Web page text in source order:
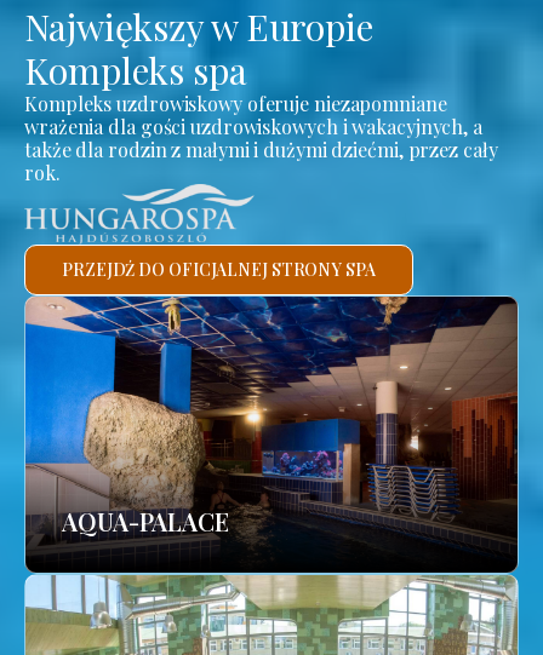
Największy w Europie
Kompleks spa
Kompleks uzdrowiskowy oferuje niezapomniane
wrażenia dla gości uzdrowiskowych i wakacyjnych, a
także dla rodzin z małymi i dużymi dziećmi, przez cały
rok.
PRZEJDŹ DO OFICJALNEJ STRONY SPA
AQUA-PALACE